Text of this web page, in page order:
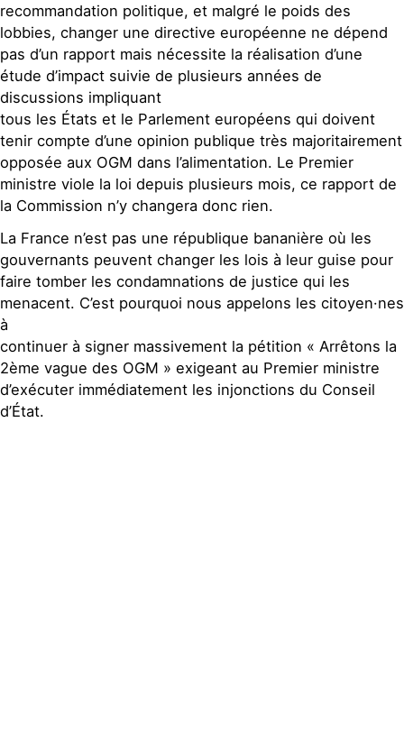
recommandation politique, et malgré le poids des
lobbies, changer une directive européenne ne dépend
pas d’un rapport mais nécessite la réalisation d’une
étude d’impact suivie de plusieurs années de
discussions impliquant
tous les États et le Parlement européens qui doivent
tenir compte d’une opinion publique très majoritairement
opposée aux OGM dans l’alimentation. Le Premier
ministre viole la loi depuis plusieurs mois, ce rapport de
la Commission n’y changera donc rien.
La France n’est pas une république bananière où les
gouvernants peuvent changer les lois à leur guise pour
faire tomber les condamnations de justice qui les
menacent. C’est pourquoi nous appelons les citoyen·nes
à
continuer à signer massivement la pétition « Arrêtons la
2ème vague des OGM » exigeant au Premier ministre
d’exécuter immédiatement les injonctions du Conseil
d’État.